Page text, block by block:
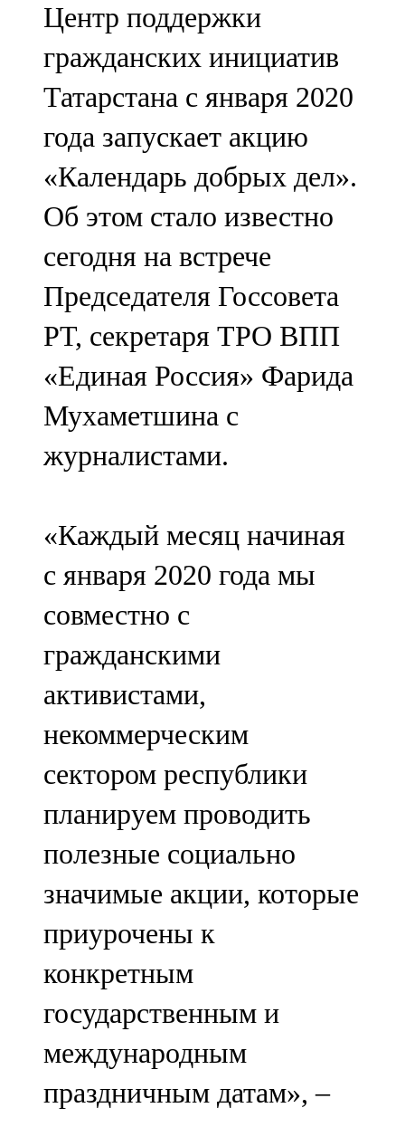
107,3 FM
Мөслим
100,0 FM
Нурлат
104,7 FM
Олы Әтнә
71,42 FM
Сарман
107,8 FM
Теләче
106,1 FM
Түбән Кама
Чирмешән
107,7 FM
Чистай
103,0 FM
Чүпрәле
91,0 FM
Шәмәрдән
102,3 FM
Яңа чишмә
107,0 FM
Яр Чаллы
105,5 FM
Центр поддержки
гражданских инициатив
Татарстана с января 2020
года запускает акцию
«Календарь добрых дел».
Об этом стало известно
сегодня на встрече
Председателя Госсовета
РТ, секретаря ТРО ВПП
«Единая Россия» Фарида
Мухаметшина с
журналистами.
«Каждый месяц начиная
с января 2020 года мы
совместно с
гражданскими
активистами,
некоммерческим
сектором республики
планируем проводить
полезные социально
значимые акции, которые
приурочены к
конкретным
государственным и
международным
праздничным датам», –